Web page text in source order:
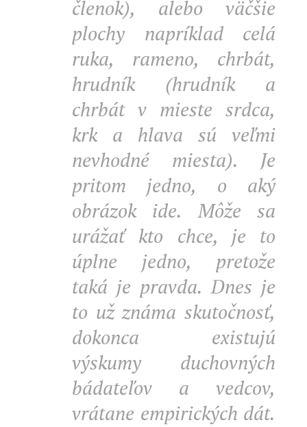
členok), alebo väčšie
plochy napríklad celá
ruka, rameno, chrbát,
hrudník (hrudník a
chrbát v mieste srdca,
krk a hlava sú veľmi
nevhodné miesta). Je
pritom jedno, o aký
obrázok ide. Môže sa
urážať kto chce, je to
úplne jedno, pretože
taká je pravda. Dnes je
to už známa skutočnosť,
dokonca existujú
výskumy duchovných
bádateľov a vedcov,
vrátane empirických dát.